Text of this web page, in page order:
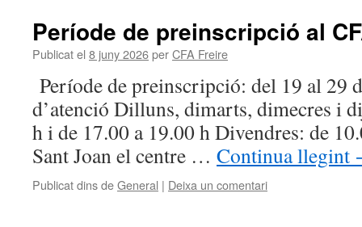
Període de preinscripció al
Publicat el 8 juny 2026perCFA Freire
Període de preinscripció: del 19 al 29
d’atenció Dilluns, dimarts, dimecres i
h i de 17.00 a 19.00 h Divendres: de
Sant Joan el centre … Continua llegint
Publicat dins deGeneral | Deixa un comentari